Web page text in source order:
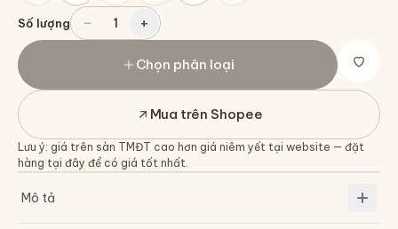
Số lượng − 1 +
Chọn phân loại
Mua trên Shopee
Lưu ý: giá trên sàn TMĐT cao hơn giá niêm yết tại website — đặt
hàng tại đây để có giá tốt nhất.
Mô tả